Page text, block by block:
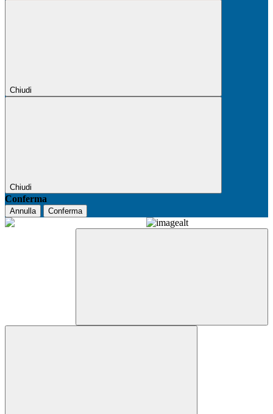
Chiudi
Chiudi
Conferma
Annulla Conferma